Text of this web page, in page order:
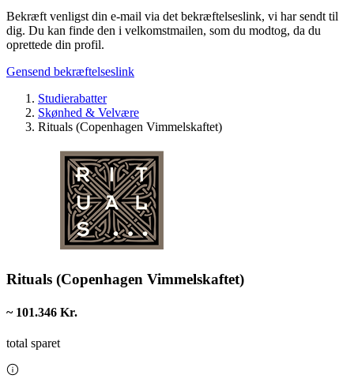
Bekræft venligst din e-mail via det bekræftelseslink, vi har sendt til
dig. Du kan finde den i velkomstmailen, som du modtog, da du
oprettede din profil.
Gensend bekræftelseslink
Studierabatter
Skønhed & Velvære
Rituals (Copenhagen Vimmelskaftet)
Rituals (Copenhagen Vimmelskaftet)
~ 101.346 Kr.
total sparet